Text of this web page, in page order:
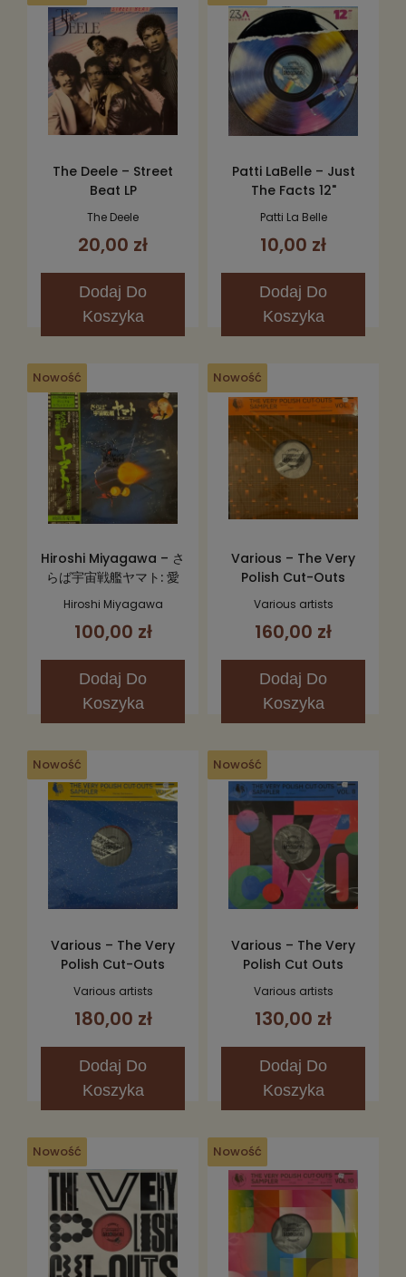
The Deele – Street
Beat LP
The Deele
20,00 zł
Dodaj Do
Koszyka
Patti LaBelle – Just
The Facts 12"
Patti La Belle
10,00 zł
Dodaj Do
Koszyka
Nowość
Hiroshi Miyagawa – さ
らば宇宙戦艦ヤマト: 愛
の戦士たち =
Arrivederci Yamato LP
Hiroshi Miyagawa
100,00 zł
Dodaj Do
Koszyka
Nowość
Various – The Very
Polish Cut-Outs
Sampler Vol. 7 12"
Various artists
160,00 zł
Dodaj Do
Koszyka
Nowość
Various – The Very
Polish Cut-Outs
Sampler Vol. 1 12"
Various artists
180,00 zł
Dodaj Do
Koszyka
Nowość
Various – The Very
Polish Cut Outs
Sampler vol. 8 12"
Various artists
130,00 zł
Dodaj Do
Koszyka
Nowość Nowość